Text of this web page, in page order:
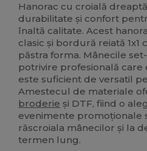
Hanorac cu croială
durabilitate și confort
înaltă calitate. Acest
clasic și bordură reiată 1x1
păstra forma. Mânecile
potrivire profesională care
este suficient de versatil
Amestecul de materiale
broderie și DTF, fiind o
evenimente promoționale
răscroiala mânecilor și la
termen lung.